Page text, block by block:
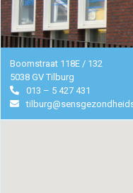
Manuele
therapie
Viscerale
therapie
Boomstraat 118E / 132
5038 GV Tilburg
013 – 5 427 431